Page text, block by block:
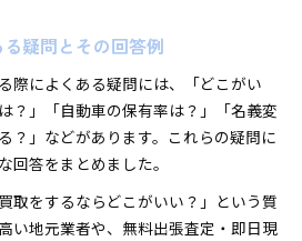
疑問とその回答例
際によくある疑問には、「どこがい
？」「自動車の保有率は？」「名義変
？」などがあります。これらの疑問に
回答をまとめました。
取をするならどこがいい？」という質
い地元業者や、無料出張査定・即日現